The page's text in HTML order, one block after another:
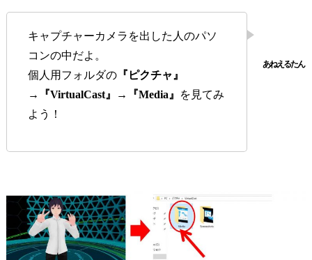
キャプチャーカメラを出した人のパソ
コンの中だよ。
個人用フォルダの『ピクチャ』
→『VirtualCast』→『Media』
を見てみ
よう！